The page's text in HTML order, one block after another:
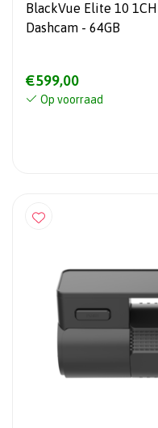
BlackVue Elite 10
Dashcam - 64GB
€599,00
Op voorraad